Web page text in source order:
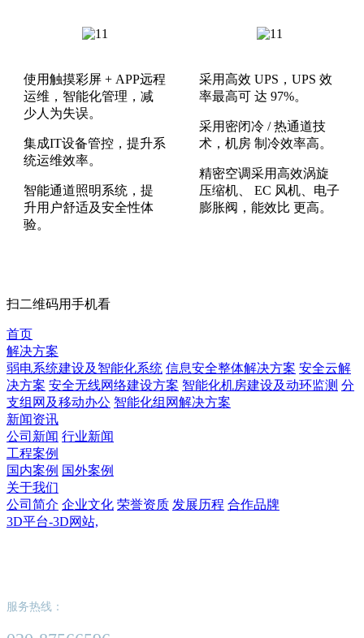
使用触摸彩屏 + APP远程
运维，智能化管理，减
少人为失误。
集成IT设备管控，提升系
统运维效率。
智能通道照明系统，提
升用户舒适及安全性体
验。
采用高效 UPS，UPS 效
率最高可 达 97%。
采用密闭冷 / 热通道技
术，机房 制冷效率高。
精密空调采用高效涡旋
压缩机、 EC 风机、电子
膨胀阀，能效比 更高。
扫二维码用手机看
首页
解决方案
弱电系统建设及智能化系统 信息安全整体解决方案 安全云解
决方案 安全无线网络建设方案 智能化机房建设及动环监测 分
支组网及移动办公 智能化组网解决方案
新闻资讯
公司新闻 行业新闻
工程案例
国内案例 国外案例
关于我们
公司简介 企业文化 荣誉资质 发展历程 合作品牌
3D平台-3D网站,
服务热线：